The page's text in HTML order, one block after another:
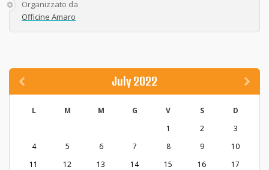
Organizzato da
Officine Amaro
July 2022
L M M G V S
D
1
2
3
4
5 6 7 8 9
10
11
12 13 14 15 16
17